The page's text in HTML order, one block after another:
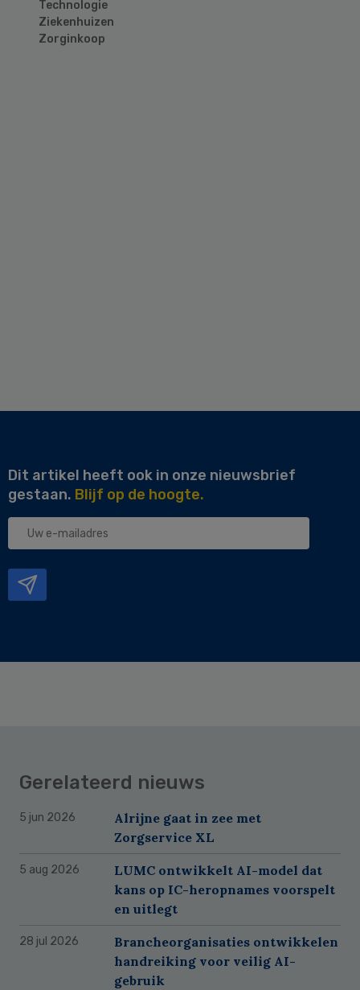
Technologie
Ziekenhuizen
Zorginkoop
Dit artikel heeft ook in onze nieuwsbrief
gestaan. Blijf op de hoogte.
Uw
Gerelateerd nieuws
5 jun 2026
Alrijne gaat in zee met
Zorgservice XL
5 aug 2026
LUMC ontwikkelt AI-model dat
kans op IC-heropnames voorspelt
en uitlegt
28 jul 2026
Brancheorganisaties ontwikkelen
handreiking voor veilig AI-
gebruik